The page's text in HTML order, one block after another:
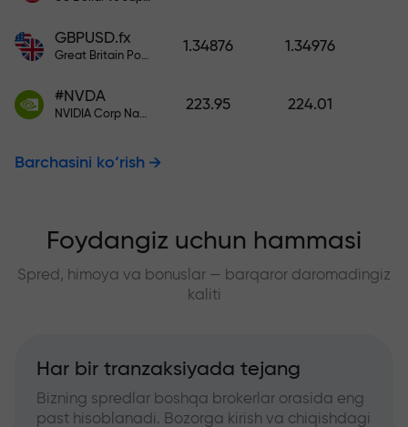
GBPUSD.fx
Great Britain Pound vs US Dollar
1.34876 1.34976
#NVDA
NVIDIA Corp Nasdaq Stock Exchange (Nasdaq) USD
223.95 224.01
Barchasini ko‘rish
Foydangiz uchun hammasi
Spred, himoya va bonuslar — barqaror daromadingiz
kaliti
Har bir tranzaksiyada tejang
Bizning spredlar boshqa brokerlar orasida eng
past hisoblanadi. Bozorga kirish va chiqishdagi